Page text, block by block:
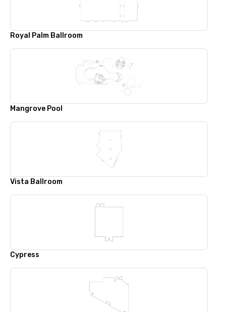
Royal Palm Ballroom
Mangrove Pool
Vista Ballroom
Cypress